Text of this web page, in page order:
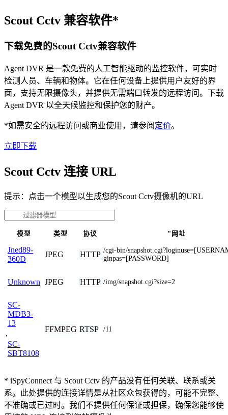
Scout Cctv 兼容软件*
下载免费的Scout Cctv兼容软件
Agent DVR 是一款免费的人工智能驱动的监控软件，可实时
检测人员、车辆和物体。它在任何设备上提供用户友好的界
面，支持无限摄像头，并提供无需端口转发的远程访问。下载
Agent DVR 以全天候监控和保护您的财产。
*如需安全的远程访问或商业使用，请参阅 定价。
立即下载
Scout Cctv 连接 URL
提示：点击一个模型以生成您的Scout Cctv摄像机的URL
模型 类型 协议 "网址
Jned89-
360D
JPEG HTTP /cgi-bin/
ginpas=[PASSWORD]
Unknown JPEG HTTP /img/snapshot.cgi?size=2
SC-
MDB3-
13
,
SC-
SBT8108
FFMPEG RTSP /11
* iSpyConnect 与 Scout Cctv 的产品没有任何关联、联系或关
系。此处提供的连接详情是从社区众包获得的，可能不完整、
不准确或已过时。我们不提供任何保证或担保，确保您能够使